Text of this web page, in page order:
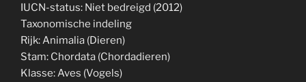
IUCN-status: Niet bedreigd (2012)
Taxonomische indeling
Rijk: Animalia (Dieren)
Stam: Chordata (Chordadieren)
Klasse: Aves (Vogels)